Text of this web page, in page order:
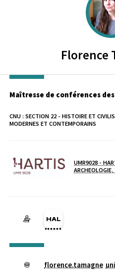
Florence
Maîtresse de conférences
CNU : SECTION 22 - HISTOIRE ET
MODERNES ET CONTEMPORAINS
Laboratoire / équipe
UMR9028 -
HAL florence-tamagne
florence.tamagne